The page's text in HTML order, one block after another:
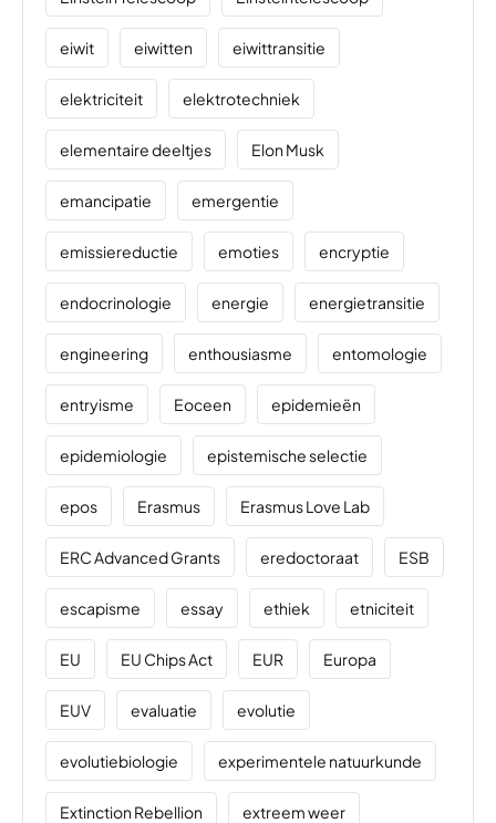
eiwit eiwitten eiwittransitie
elektriciteit elektrotechniek
elementaire deeltjes Elon Musk
emancipatie emergentie
emissiereductie emoties encryptie
endocrinologie energie energietransitie
engineering enthousiasme entomologie
entryisme Eoceen epidemieën
epidemiologie epistemische selectie
epos Erasmus Erasmus Love Lab
ERC Advanced Grants eredoctoraat ESB
escapisme essay ethiek etniciteit
EU EU Chips Act EUR Europa
EUV evaluatie evolutie
evolutiebiologie experimentele natuurkunde
Extinction Rebellion extreem weer